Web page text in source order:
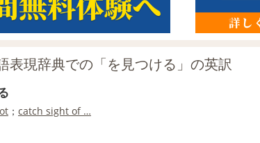
表現辞典での「を見つける」の英訳
； catch sight of …